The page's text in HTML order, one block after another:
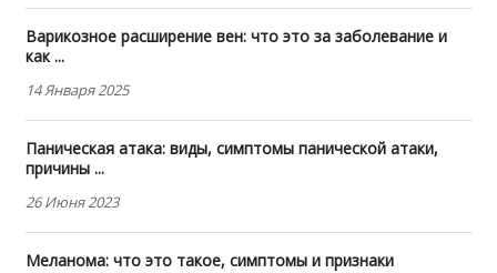
Варикозное расширение вен: что это за заболевание и
как ...
14 Января 2025
Паническая атака: виды, симптомы панической атаки,
причины ...
26 Июня 2023
Меланома: что это такое, симптомы и признаки